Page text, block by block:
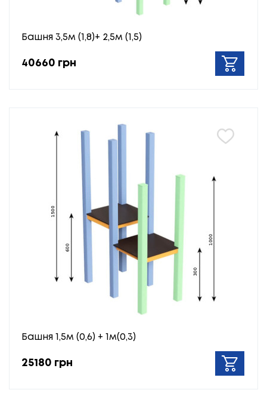
Башня 3,5м (1,8)+ 2,5м (1,5)
40660 грн
Башня 1,5м (0,6) + 1м(0,3)
25180 грн